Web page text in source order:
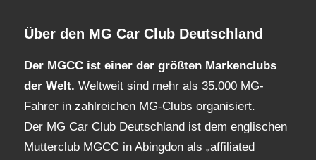
Über den MG Car Club Deutschland
Der MGCC ist einer der größten Markenclubs
der Welt. Weltweit sind mehr als 35.000 MG-
Fahrer in zahlreichen MG-Clubs organisiert.
Der MG Car Club Deutschland ist dem englischen
Mutterclub MGCC in Abingdon als „affiliated